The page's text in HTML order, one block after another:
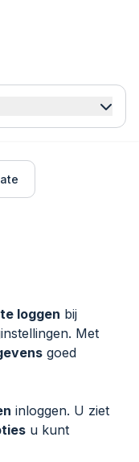
loggen bij
Met
goed
inloggen. U ziet
u kunt